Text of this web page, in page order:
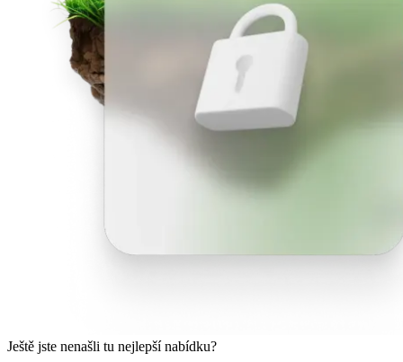
Ještě jste nenašli tu nejlepší nabídku?